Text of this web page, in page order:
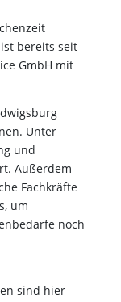
ist bereits seit
GmbH mit
Unter
und
Außerdem
Fachkräfte
um
noch
sind hier